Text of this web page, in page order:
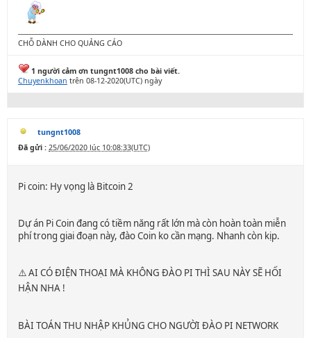
CHỖ DÀNH CHO QUẢNG CÁO
1 người cảm ơn tungnt1008 cho bài viết.
Chuyenkhoan trên 08-12-2020(UTC) ngày
tungnt1008
Đã gửi : 25/06/2020 lúc 10:08:33(UTC)
Pi coin: Hy vọng là Bitcoin 2
Dự án Pi Coin đang có tiềm năng rất lớn mà còn hoàn toàn miễn
phí trong giai đoạn này, đào Coin ko cần mạng. Nhanh còn kịp.
⚠️ AI CÓ ĐIỆN THOẠI MÀ KHÔNG ĐÀO PI THÌ SAU NÀY SẼ HỐI
HẬN NHA !
BÀI TOÁN THU NHẬP KHỦNG CHO NGƯỜI ĐÀO PI NETWORK